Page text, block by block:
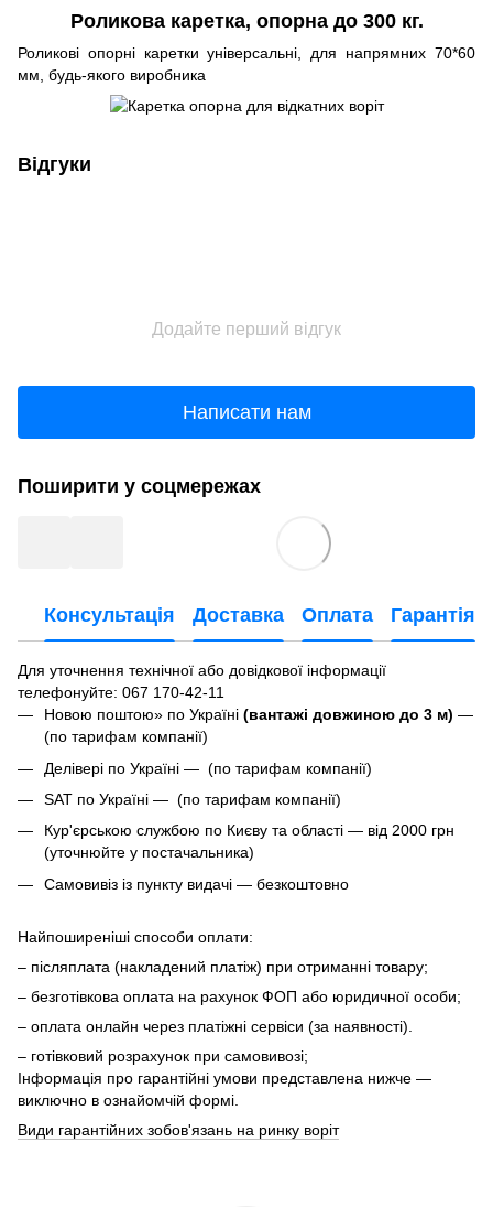
Роликова каретка, опорна до 300 кг.
Роликові опорні каретки універсальні, для напрямних 70*60
мм, будь-якого виробника
Відгуки
Додайте перший відгук
Написати нам
Поширити у соцмережах
Консультація Доставка Оплата Гарантія
Для уточнення технічної або довідкової інформації
телефонуйте: 067 170-42-11
Новою поштою» по Україні (вантажі довжиною до 3 м) —
(по тарифам компанії)
Делівері по Україні — (по тарифам компанії)
SAT по Україні — (по тарифам компанії)
Кур'єрською службою по Києву та області — від 2000 грн
(уточнюйте у постачальника)
Самовивіз із пункту видачі — безкоштовно
Найпоширеніші способи оплати:
– післяплата (накладений платіж) при отриманні товару;
– безготівкова оплата на рахунок ФОП або юридичної особи;
– оплата онлайн через платіжні сервіси (за наявності).
– готівковий розрахунок при самовивозі;
Інформація про гарантійні умови представлена нижче —
виключно в ознайомчій формі.
Види гарантійних зобов'язань на ринку воріт